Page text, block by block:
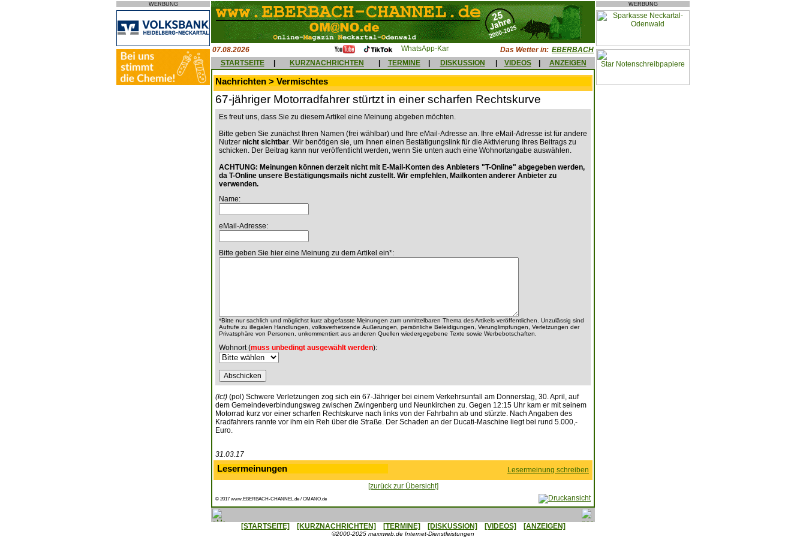
WERBUNG
07.08.2026 Das Wetter in: EBERBACH
STARTSEITE
KURZNACHRICHTEN TERMINE DISKUSSION VIDEOS ANZEIGEN
Nachrichten > Vermischtes
67-jähriger Motorradfahrer stürtzt in einer scharfen Rechtskurve
Es freut uns, dass Sie zu diesem Artikel eine Meinung abgeben möchten.
Bitte geben Sie zunächst Ihren Namen (frei wählbar) und Ihre eMail-Adresse an. Ihre eMail-Adresse ist für andere
Nutzer nicht sichtbar. Wir benötigen sie, um Ihnen einen Bestätigungslink für die Aktivierung Ihres Beitrags zu
schicken. Der Beitrag kann nur veröffentlicht werden, wenn Sie unten auch eine Wohnortangabe auswählen.
ACHTUNG: Meinungen können derzeit nicht mit E-Mail-Konten des Anbieters "T-Online" abgegeben werden,
da T-Online unsere Bestätigungsmails nicht zustellt. Wir empfehlen, Mailkonten anderer Anbieter zu
verwenden.
Name:
eMail-Adresse:
Bitte geben Sie hier eine Meinung zu dem Artikel ein*:
*Bitte nur sachlich und möglichst kurz abgefasste Meinungen zum unmittelbaren Thema des Artikels veröffentlichen. Unzulässig sind
Aufrufe zu illegalen Handlungen, volksverhetzende Äußerungen, persönliche Beleidigungen, Verunglimpfungen, Verletzungen der
Privatsphäre von Personen, unkommentiert aus anderen Quellen wiedergegebene Texte sowie Werbebotschaften.
Wohnort (muss unbedingt ausgewählt werden):
(lct) (pol) Schwere Verletzungen zog sich ein 67-Jähriger bei einem Verkehrsunfall am Donnerstag, 30. April, auf
dem Gemeindeverbindungsweg zwischen Zwingenberg und Neunkirchen zu. Gegen 12:15 Uhr kam er mit seinem
Motorrad kurz vor einer scharfen Rechtskurve nach links von der Fahrbahn ab und stürzte. Nach Angaben des
Kradfahrers rannte vor ihm ein Reh über die Straße. Der Schaden an der Ducati-Maschine liegt bei rund 5.000,-
Euro.
31.03.17
Lesermeinungen
Lesermeinung schreiben
[zurück zur Übersicht]
© 2017 www.EBERBACH-CHANNEL.de / OMANO.de
[STARTSEITE] [KURZNACHRICHTEN] [TERMINE] [DISKUSSION] [VIDEOS] [ANZEIGEN]
©2000-2025 maxxweb.de Internet-Dienstleistungen
WERBUNG